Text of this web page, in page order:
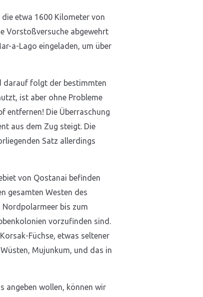
etwa 1600 Kilometer von
Vorstoßversuche abgewehrt
a-Lago eingeladen, um über
darauf folgt der bestimmten
ist aber ohne Probleme
entfernen! Die Überraschung
aus dem Zug steigt. Die
Satz allerdings
von Qostanai befinden
gesamten Westen des
Nordpolarmeer bis zum
vorzufinden sind.
Füchse, etwas seltener
Mujunkum, und das in
angeben wollen, können wir